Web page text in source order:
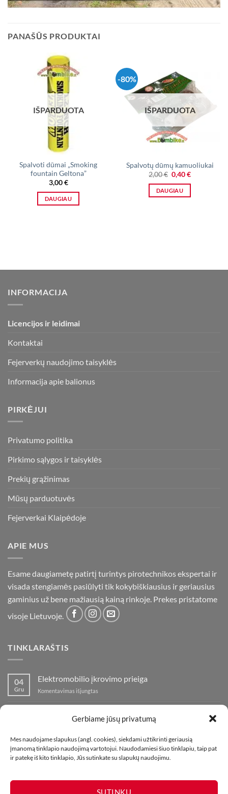
Gerbiame jūsų privatumą
Mes naudojame slapukus (angl. cookies), siekdami užtikrinti geriausią
įmanomą tinklapio naudojimą vartotojui. Naudodamiesi šiuo tinklapiu, taip pat
ir patekę iš kito tinklapio, Jūs sutinkate su slapukų naudojimu.
SUTINKU
PANAŠŪS PRODUKTAI
IŠPARDUOTA
Spalvoti dūmai „Smoking
fountain Geltona”
3,00€
DAUGIAU
-80%
IŠPARDUOTA
Spalvotų dūmų kamuoliukai
2,00€ Original
price
was:
2,00 €.
0,40€Current
DAUGIAU
INFORMACIJA
Licencijos ir leidimai
Kontaktai
Fejerverkų naudojimo taisyklės
Informacija apie balionus
PIRKĖJUI
Privatumo politika
Pirkimo sąlygos ir taisyklės
Prekių grąžinimas
Mūsų parduotuvės
Fejerverkai Klaipėdoje
APIE MUS
Esame daugiametę patirtį turintys pirotechnikos ekspertai ir
visada stengiamės pasiūlyti tik kokybiškiausius ir geriausius
gaminius už bene mažiausią kainą rinkoje. Prekes pristatome
visoje Lietuvoje.
TINKLARAŠTIS
04
Gru
Elektromobilio įkrovimo prieiga
Komentavimas išjungtas
prieiga
įraše
fejerverkų
parduotuvė
Klaipedoje!
01
Lap
Kaip fotografuoti fejerverkus
Komentavimas išjungtasįraše